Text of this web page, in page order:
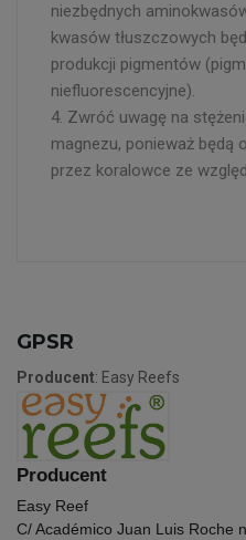
niezbędnych
kwasów tłuszczowych
produkcji pigmentów
niefluorescencyjne).
4. Zwróć uwagę na
magnezu, ponieważ będą
przez koralowce ze
GPSR
Producent: Easy Reefs
Producent
Easy Reef
C/ Académico Juan Luis Roche